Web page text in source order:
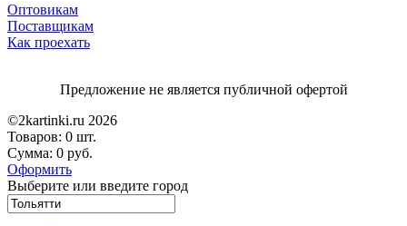
Оптовикам
Поставщикам
Как проехать
Предложение не является публичной офертой
©2kartinki.ru 2026
Товаров: 0 шт.
Сумма: 0 руб.
Оформить
Выберите или введите город